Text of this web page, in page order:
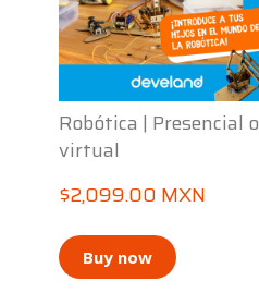
Robótica | Presencial o
virtual
$2,099.00 MXN
Buy now